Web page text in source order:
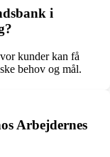
i
kunder kan få
behov og mål.
Arbejdernes